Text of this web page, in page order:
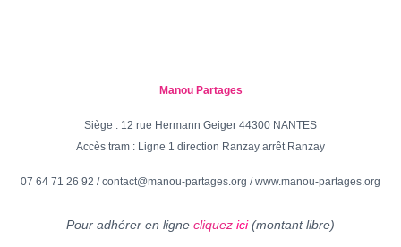
Manou Partages
Siège : 12 rue Hermann Geiger 44300 NANTES
Accès tram : Ligne 1 direction Ranzay arrêt Ranzay
07 64 71 26 92 /contact@manou-partages.org /www.manou-partages.org
Pour adhérer en ligne cliquez ici(montant libre)